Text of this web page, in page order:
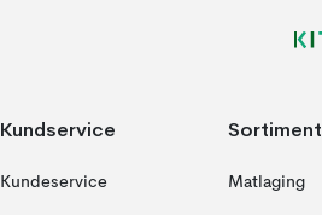
Kundservice
Kundeservice
Sortiment
Matlaging